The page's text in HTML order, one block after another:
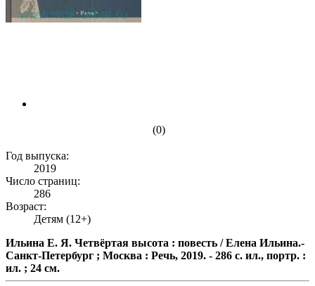
(0)
Год выпуска:
2019
Число страниц:
286
Возраст:
Детям (12+)
Ильина Е. Я. Четвёртая высота : повесть / Елена Ильина.-
Санкт-Петербург ; Москва : Речь, 2019. - 286 с. ил., портр. :
ил. ; 24 см.